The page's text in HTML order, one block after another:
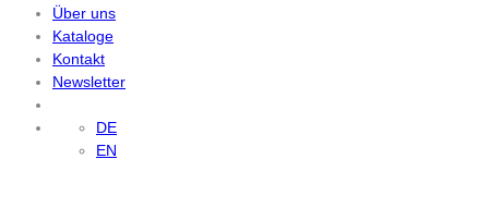
Über uns
Kataloge
Kontakt
Newsletter
DE
EN